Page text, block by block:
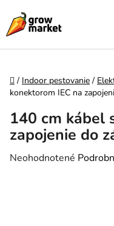
Domov
/ Indoor pestovanie /
konektorom IEC na
140 cm kábel
zapojenie do
Priemerné hodnotenie
Neohodnotené